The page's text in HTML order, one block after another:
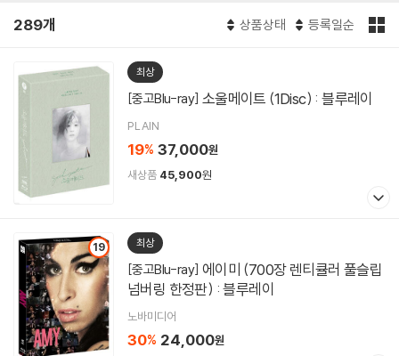
289개 상품상태 등록일순
최상
[중고Blu-ray] 소울메이트 (1Disc) : 블루레이
PLAIN
19% 37,000원
새상품 45,900원
19 최상
[중고Blu-ray]
넘버링 한정판) : 블루레이
노바미디어
30% 24,000원